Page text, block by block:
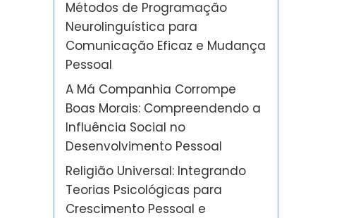
Métodos de Programação
Neurolinguística para
Comunicação Eficaz e Mudança
Pessoal
A Má Companhia Corrompe
Boas Morais: Compreendendo a
Influência Social no
Desenvolvimento Pessoal
Religião Universal: Integrando
Teorias Psicológicas para
Crescimento Pessoal e